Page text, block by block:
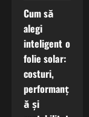
Cum să
alegi
inteligent o
folie solar:
costuri,
performanț
ă și